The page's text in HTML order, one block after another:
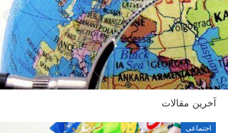
آخرین مقالات
اجتماعی